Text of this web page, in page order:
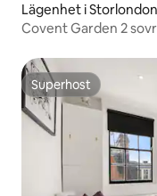
Lägenhet i Storlondon
Covent Garden 2
Superhost
Superhost